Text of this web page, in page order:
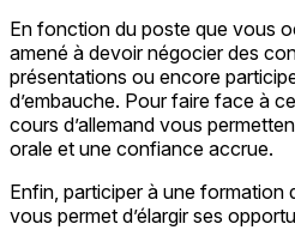
En fonction du poste que vous
amené à devoir négocier des
présentations ou encore
d’embauche. Pour faire face à
cours d’allemand vous
orale et une confiance accrue.
Enfin, participer à une formation
vous permet d’élargir ses